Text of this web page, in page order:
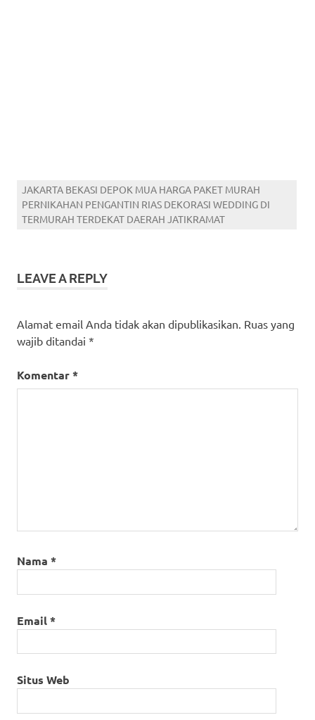
JAKARTA BEKASI DEPOK MUA HARGA PAKET MURAH
PERNIKAHAN PENGANTIN RIAS DEKORASI WEDDING DI
TERMURAH TERDEKAT DAERAH JATIKRAMAT
LEAVE A REPLY
Alamat email Anda tidak akan dipublikasikan. Ruas yang
wajib ditandai *
Komentar*
Nama *
Email*
Situs Web